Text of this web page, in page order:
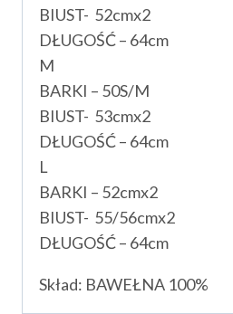
BIUST- 52cmx2
DŁUGOŚĆ – 64cm
M
BARKI – 50S/M
BIUST- 53cmx2
DŁUGOŚĆ – 64cm
L
BARKI – 52cmx2
BIUST- 55/56cmx2
DŁUGOŚĆ – 64cm
Skład: BAWEŁNA 100%